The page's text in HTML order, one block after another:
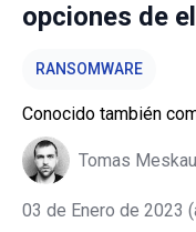
opciones de
RANSOMWARE
Conocido también
Tomas
03 de Enero de 2023